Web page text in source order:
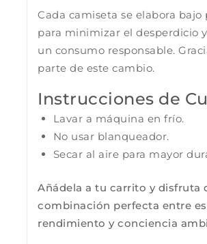
Cada camiseta se elabora bajo
para minimizar el desperdicio
un consumo responsable.
parte de este cambio.
Instrucciones de
Lavar a máquina en frío.
No usar blanqueador.
Secar al aire para mayor
Añádela a tu carrito y disfruta
combinación perfecta entre
rendimiento y conciencia